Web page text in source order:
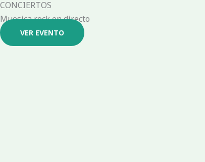
CONCIERTOS
Muesica rock en directo
VER EVENTO